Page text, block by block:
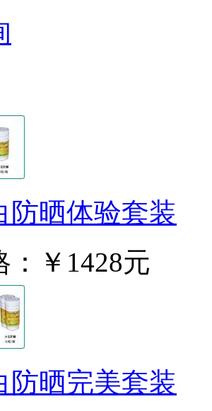
防晒体验套装
￥1428元
防晒完美套装